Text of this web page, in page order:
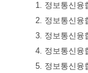
1. 정보통신융
2. 정보통신융
3. 정보통신융
4. 정보통신융
5. 정보통신융